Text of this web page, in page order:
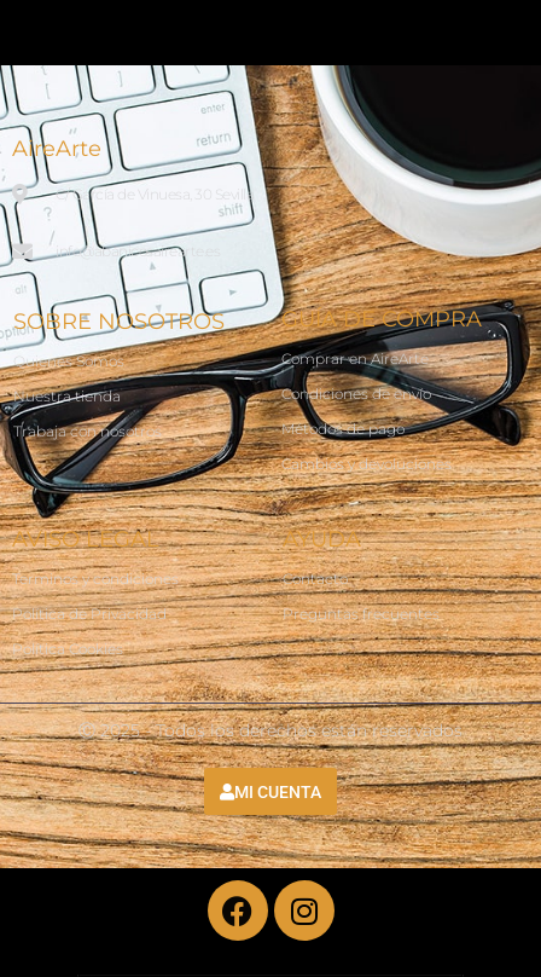
AireArte
C/ García de Vinuesa, 30 Sevilla
info@abanicosairearte.es
SOBRE NOSOTROS
Quienes Somos
Nuestra tienda
Trabaja con nosotros
GUÍA DE COMPRA
Comprar en AireArte
Condiciones de envío
Métodos de pago
Cambios y devoluciones
AVISO LEGAL
Terminos y condiciones
Política de Privacidad
Política Cookies
AYUDA
Contacto
Preguntas frecuentes
Ⓒ 2025 - Todos los derechos están reservados
MI CUENTA